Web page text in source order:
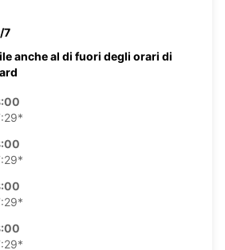
7
anche al di fuori degli orari di